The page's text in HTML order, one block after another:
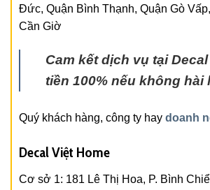
Đức, Quận Bình Thạnh, Quận Gò
Cần Giờ
Cam kết dịch vụ tại
tiền 100% nếu không hài
Quý khách hàng, công ty hay doanh
Decal Việt Home
Cơ sở 1: 181 Lê Thị Hoa, P. Bình